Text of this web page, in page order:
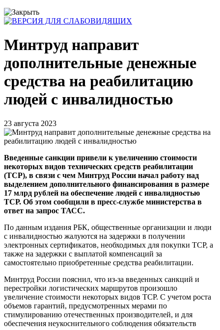
Минтруд направит
дополнительные денежные
средства на реабилитацию
людей с инвалидностью
23 августа 2023
Введенные санкции привели к увеличению стоимости
некоторых видов технических средств реабилитации
(ТСР), в связи с чем Минтруд России начал работу над
выделением дополнительного финансирования в размере
17 млрд рублей на обеспечение людей с инвалидностью
ТСР. Об этом сообщили в пресс-службе министерства в
ответ на запрос ТАСС.
По данным издания РБК, общественные организации и люди
с инвалидностью жалуются на задержки в получении
электронных сертификатов, необходимых для покупки ТСР, а
также на задержки с выплатой компенсаций за
самостоятельно приобретенные средства реабилитации.
Минтруд России пояснил, что из-за введенных санкций и
перестройки логистических маршрутов произошло
увеличение стоимости некоторых видов ТСР. С учетом роста
объемов гарантий, предусмотренных мерами по
стимулированию отечественных производителей, и для
обеспечения неукоснительного соблюдения обязательств